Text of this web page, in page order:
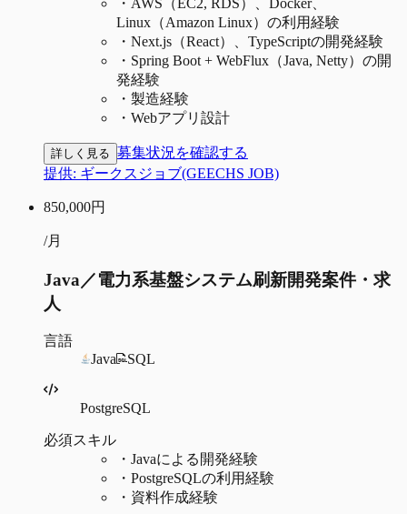
Linux（Amazon Linux）の利用経験
・ Next.js（React）、TypeScriptの開発経験
・ Spring Boot + WebFlux（Java, Netty）の開
発経験
・ 製造経験
・ Webアプリ設計
詳しく見る 募集状況を確認する
提供: ギークスジョブ(GEECHS JOB)
850,000円
/月
Java／電力系基盤システム刷新開発案件・求
人
言語
Java
SQL
PostgreSQL
必須スキル
・ Javaによる開発経験
・ PostgreSQLの利用経験
・ 資料作成経験